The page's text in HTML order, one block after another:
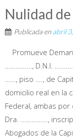
Nulidad
Publicada en abril
Promueve
……………, D.N.I.
……, piso …., de
domicilio real en la
Federal, ambas
Dra. ……………,
Abogados de la